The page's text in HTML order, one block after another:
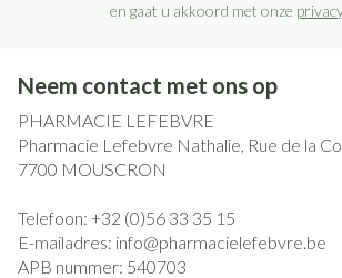
en gaat u akkoord met onze
Neem contact met ons op
PHARMACIE LEFEBVRE
Pharmacie Lefebvre Nathalie, Rue de la
7700 MOUSCRON
Telefoon: +32 (0)56 33 35 15
E-mailadres: info@pharmacielefebvre.be
APB nummer: 540703